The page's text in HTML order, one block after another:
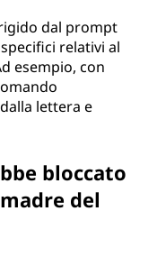
dal prompt
relativi al
esempio, con
lettera e
bloccato
del